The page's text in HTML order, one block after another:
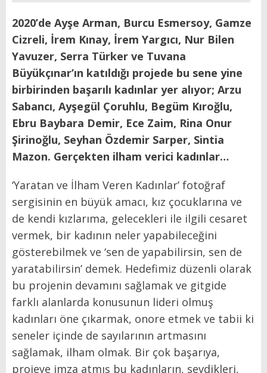
2020’de Ayşe Arman, Burcu Esmersoy, Gamze
Cizreli, İrem Kınay, İrem Yargıcı, Nur Bilen
Yavuzer, Serra Türker ve Tuvana
Büyükçınar’ın katıldığı projede bu sene yine
birbirinden başarılı kadınlar yer alıyor; Arzu
Sabancı, Ayşegül Çoruhlu, Begüm Kıroğlu,
Ebru Baybara Demir, Ece Zaim, Rina Onur
Şirinoğlu, Seyhan Özdemir Sarper, Sintia
Mazon. Gerçekten ilham verici kadınlar…
‘Yaratan ve İlham Veren Kadınlar’ fotoğraf
sergisinin en büyük amacı, kız çocuklarına ve
de kendi kızlarıma, gelecekleri ile ilgili cesaret
vermek, bir kadının neler yapabileceğini
gösterebilmek ve ‘sen de yapabilirsin, sen de
yaratabilirsin’ demek. Hedefimiz düzenli olarak
bu projenin devamını sağlamak ve gitgide
farklı alanlarda konusunun lideri olmuş
kadınları öne çıkarmak, onore etmek ve tabii ki
seneler içinde de sayılarının artmasını
sağlamak, ilham olmak. Bir çok başarıya,
projeye imza atmış bu kadınların, sevdikleri,